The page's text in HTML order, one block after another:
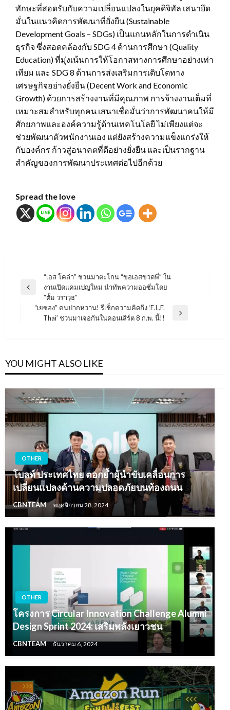
ทักษะที่สอดรับกับความเปลี่ยนแปลงในยุคดิจิทัล เสนายึด
มั่นในแนวคิดการพัฒนาที่ยั่งยืน (Sustainable
Development Goals – SDGs) เป็นแกนหลักในการดำเนิน
ธุรกิจ ซึ่งสอดคล้องกับ SDG 4 ด้านการศึกษา (Quality
Education) ที่มุ่งเน้นการให้โอกาสทางการศึกษาอย่างเท่า
เทียม และ SDG 8 ด้านการส่งเสริมการเติบโตทาง
เศรษฐกิจอย่างยั่งยืน (Decent Work and Economic
Growth) ด้วยการสร้างงานที่มีคุณภาพ การจ้างงานเต็มที่
เหมาะสมสำหรับทุกคน เสนาเชื่อมั่นว่าการพัฒนาคนให้มี
ศักยภาพและองค์ความรู้ด้านเทคโนโลยี ไม่เพียงแต่จะ
ช่วยพัฒนาตัวพนักงานเอง แต่ยังสร้างความแข็งแกร่งให้
กับองค์กร ก้าวสู่อนาคตที่ดีอย่างยั่งยืน และเป็นรากฐาน
สำคัญของการพัฒนาประเทศต่อไปอีกด้วย
Spread the love
แนะแนว
เรื่อง
Previous
“เอส โคล่า” ชวนมาตะโกน “ขอเอสขวดพี่” ใน
งานเปิดแคมเปญใหม่ นำทัพความออซั่มโดย
“ตั้ม วราวุธ”
Next
“เยซอง” คนปากหวาน! รีเช็กความคิดถึง ‘E.L.F.
Thai’ ชวนมาเจอกันในคอนเสิร์ต 8 ก.พ. นี้!!
YOU MIGHT ALSO LIKE
OTHER
โบลท์ ประเทศไทย ตอกย้ำผู้นำขับเคลื่อนการ
เปลี่ยนแปลงด้านความปลอดภัยบนท้องถนน
CBNTEAM พฤศจิกายน 28, 2024
OTHER
โครงการ Circular Innovation Challenge Alumni
Design Sprint 2024: เสริมพลังเยาวชน
CBNTEAM ธันวาคม 6, 2024